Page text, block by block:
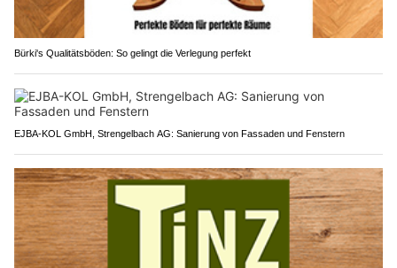
Bürki's Qualitätsböden: So gelingt die Verlegung perfekt
EJBA-KOL GmbH, Strengelbach AG: Sanierung von Fassaden und Fenstern